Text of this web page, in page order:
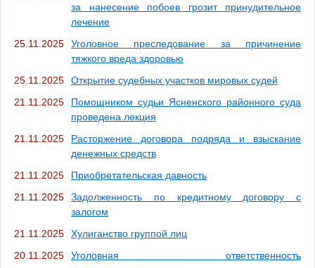
за нанесение побоев грозит принудительное
лечение
25.11.2025
Уголовное преследование за причинение
тяжкого вреда здоровью
25.11.2025
Открытие судебных участков мировых судей
21.11.2025
Помощником судьи Ясненского районного суда
проведена лекция
21.11.2025
Расторжение договора подряда и взыскание
денежных средств
21.11.2025
Приобретательская давность
21.11.2025
Задолженность по кредитному договору с
залогом
21.11.2025
Хулиганство группой лиц
20.11.2025
Уголовная ответственность